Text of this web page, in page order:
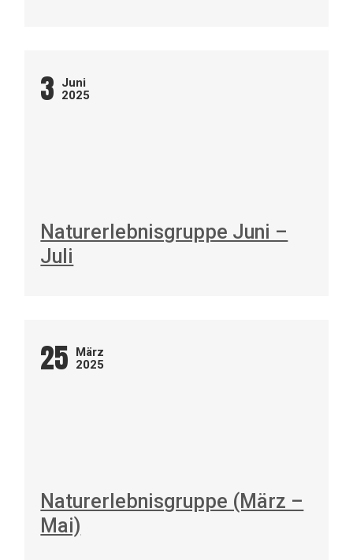
3 Juni
2025
Naturerlebnisgruppe Juni –
Juli
25 März
2025
Naturerlebnisgruppe (März –
Mai)